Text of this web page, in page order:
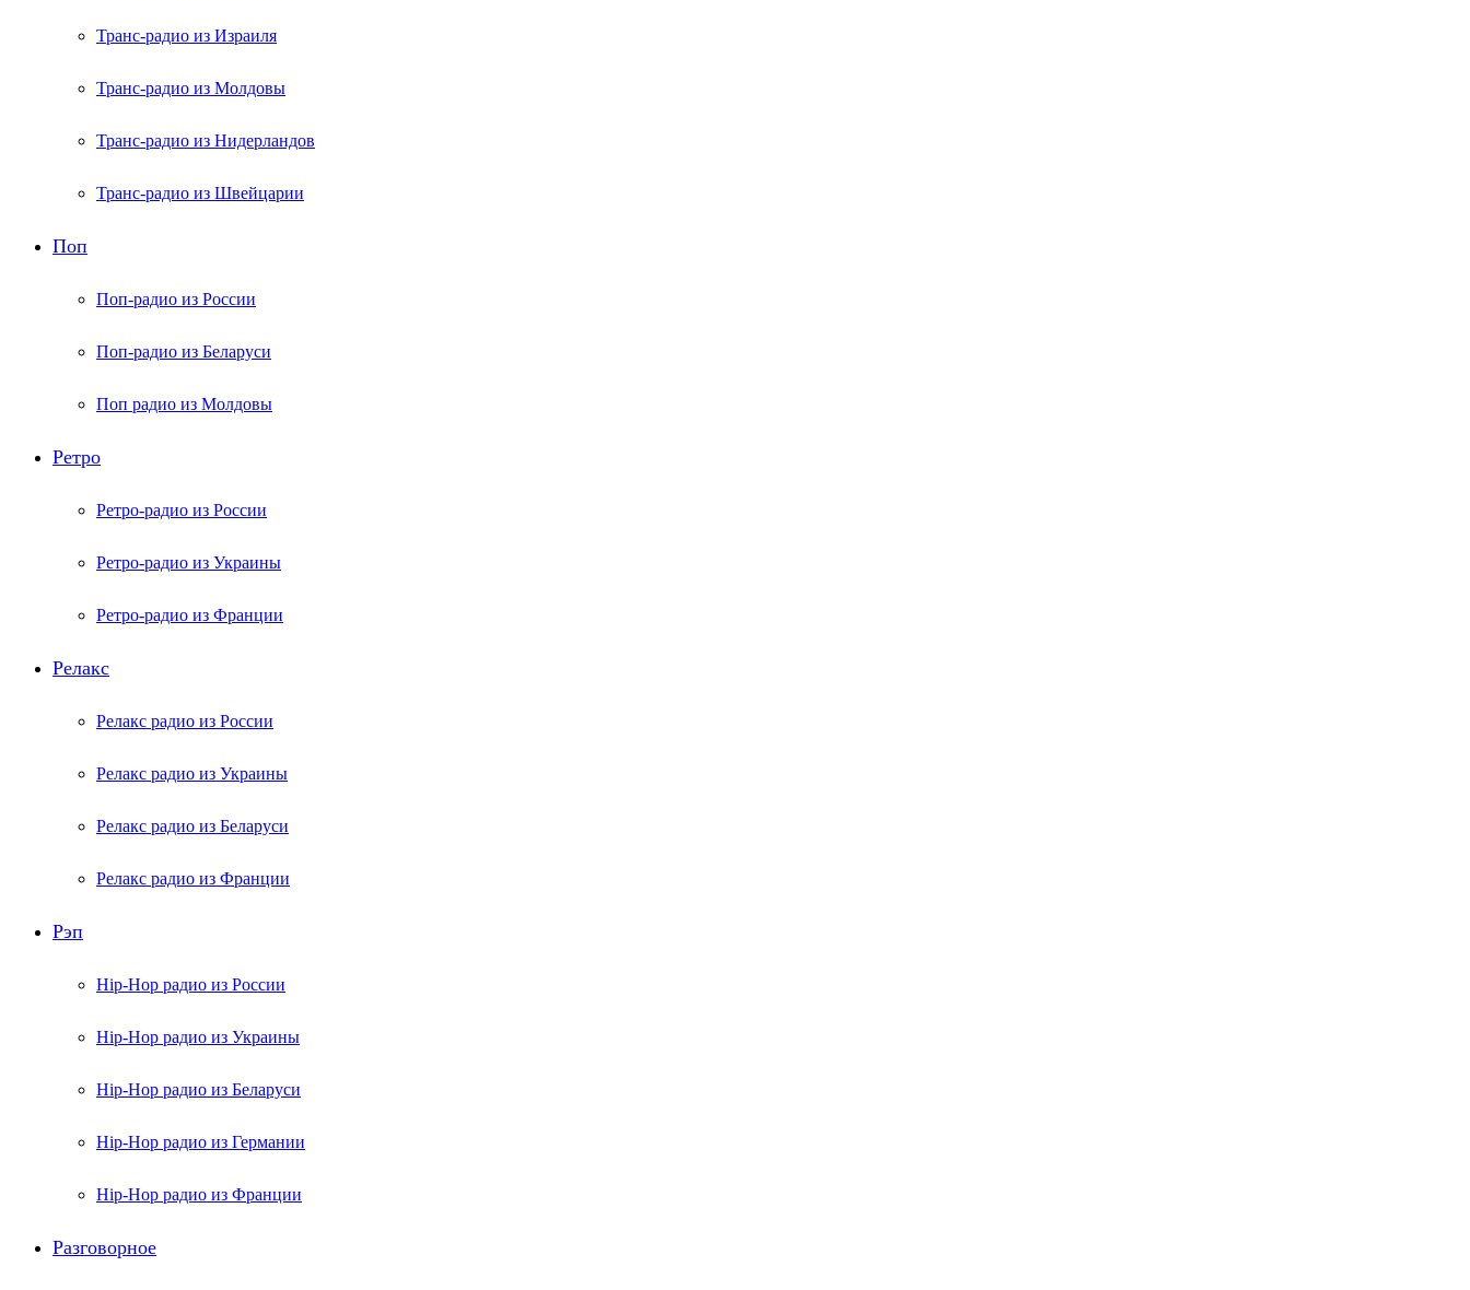
Транс-радио из Израиля
Транс-радио из Молдовы
Транс-радио из Нидерландов
Транс-радио из Швейцарии
Поп
Поп-радио из России
Поп-радио из Беларуси
Поп радио из Молдовы
Ретро
Ретро-радио из России
Ретро-радио из Украины
Ретро-радио из Франции
Релакс
Релакс радио из России
Релакс радио из Украины
Релакс радио из Беларуси
Релакс радио из Франции
Рэп
Hip-Hop радио из России
Hip-Hop радио из Украины
Hip-Hop радио из Беларуси
Hip-Hop радио из Германии
Hip-Hop радио из Франции
Разговорное